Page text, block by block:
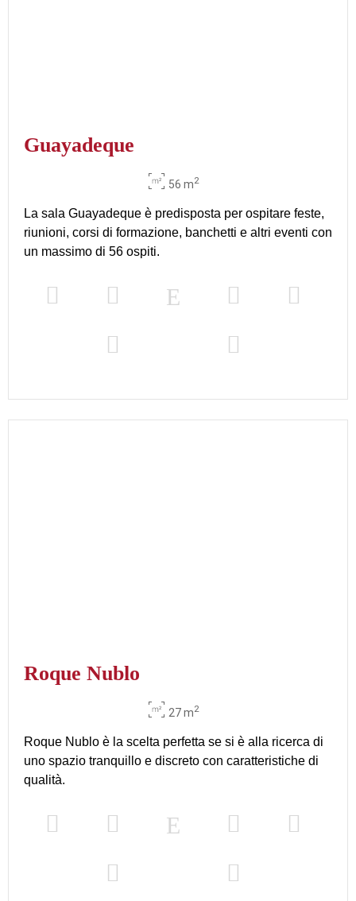
Guayadeque
56 m2
La sala Guayadeque è predisposta per ospitare feste,
riunioni, corsi di formazione, banchetti e altri eventi con
un massimo di 56 ospiti.
Roque Nublo
27 m2
Roque Nublo è la scelta perfetta se si è alla ricerca di
uno spazio tranquillo e discreto con caratteristiche di
qualità.